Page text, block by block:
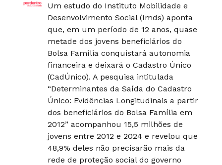
Um estudo do Instituto Mobilidade e
Desenvolvimento Social (Imds) aponta
que, em um período de 12 anos, quase
metade dos jovens beneficiários do
Bolsa Família conquistará autonomia
financeira e deixará o Cadastro Único
(CadÚnico). A pesquisa intitulada
“Determinantes da Saída do Cadastro
Único: Evidências Longitudinais a partir
dos beneficiários do Bolsa Família em
2012” acompanhou 15,5 milhões de
jovens entre 2012 e 2024 e revelou que
48,9% deles não precisarão mais da
rede de proteção social do governo